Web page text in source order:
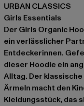
URBAN CLASSICS
Girls Essentials
Der Girls Organic
ein verlässlicher
Entdeckerinnen.
dieser Hoodie ein
Alltag. Der
Ärmeln macht den
Kleidungsstück, das